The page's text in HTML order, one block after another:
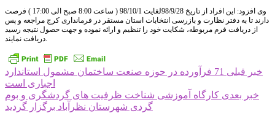
وی افزود: این افراد از تاریخ 98/9/28لغایت 98/10/1 ( ساعت 8:00 صبح الی 17:00 ) فرصت
دارند تا به دفتر نظارت و بازرسی انتخابات استان مستقر در فرمانداری کرج مراجعه و پس
از دریافت فرم مربوطه، شکایت خود را تنظیم و ارائه نموده و جهت حصول نتیجه رسید
دریافت نمایند.
راهبری
نوشته
خبر قبلی
71 فرآورده در حوزه صنعت ساختمان مشمول استاندارد
اجباری است
خبر بعدی کارگاه آموزشی شناخت ظرفیت های گردشگری و بوم
گردی شهرستان نظرآباد برگزار گردید